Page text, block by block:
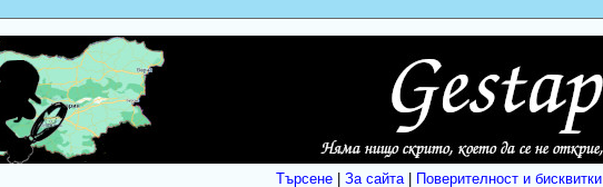
Търсене| За сайта| Поверителност и бисквитки